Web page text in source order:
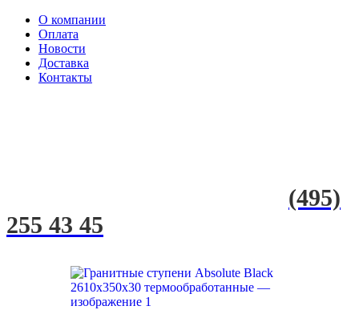
О компании
Оплата
Новости
Доставка
Контакты
(495)
255 43 45